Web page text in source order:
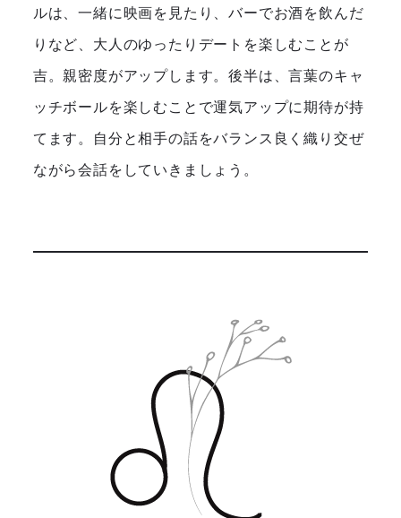
ルは、一緒に映画を見たり、バーでお酒を飲んだ
りなど、大人のゆったりデートを楽しむことが
吉。親密度がアップします。後半は、言葉のキャ
ッチボールを楽しむことで運気アップに期待が持
てます。自分と相手の話をバランス良く織り交ぜ
ながら会話をしていきましょう。